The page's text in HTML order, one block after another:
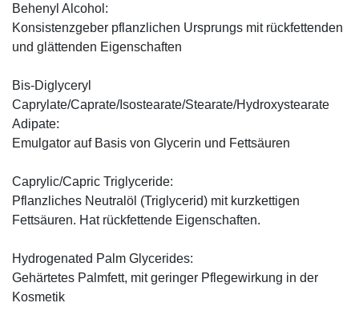
Behenyl Alcohol:
Konsistenzgeber pflanzlichen Ursprungs mit rückfettenden
und glättenden Eigenschaften
Bis-Diglyceryl
Caprylate/Caprate/Isostearate/Stearate/Hydroxystearate
Adipate:
Emulgator auf Basis von Glycerin und Fettsäuren
Caprylic/Capric Triglyceride:
Pflanzliches Neutralöl (Triglycerid) mit kurzkettigen
Fettsäuren. Hat rückfettende Eigenschaften.
Hydrogenated Palm Glycerides:
Gehärtetes Palmfett, mit geringer Pflegewirkung in der
Kosmetik